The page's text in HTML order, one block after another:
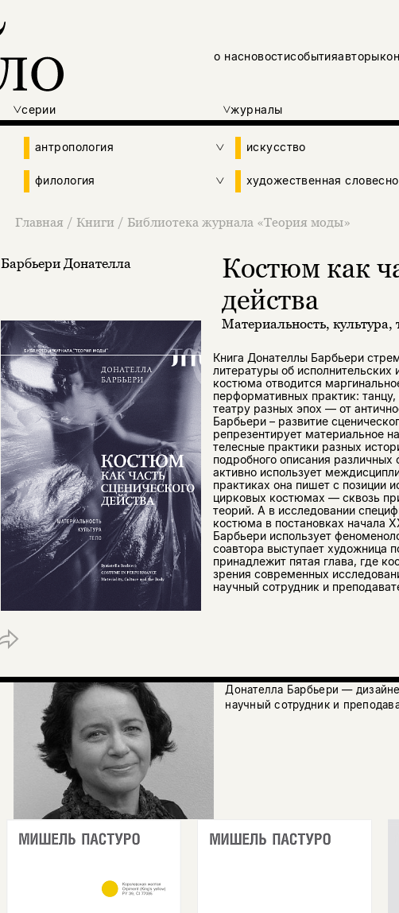
о насновостисобытияавторы
серии журналы
антропология искусство
филология художественная
Главная / Книги / Библиотека журнала «Теория моды»
Барбьери Донателла
Костюм как
действа
Материальность, культура,
Книга Донателлы Барбьери
литературы об исполнительских
костюма отводится
перформативных практик:
театру разных эпох — от
Барбьери – развитие
репрезентирует материальное
телесные практики разных
подробного описания
активно использует
практиках она пишет с позиции
цирковых костюмах — сквозь
теорий. А в исследовании
костюма в постановках начала
Барбьери использует
соавтора выступает художница
принадлежит пятая глава, где
зрения современных
научный сотрудник и
Донателла Барбьери —
научный сотрудник и